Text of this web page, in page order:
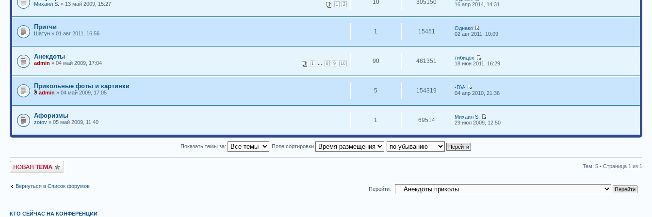
1 2
Михаил S. » 13 май 2009, 15:27 10 305150
16 апр 2014, 14:31
Притчи
Шатун » 01 авг 2011, 16:56 1 15451
Однако
02 авг 2011, 10:09
Анекдоты
1 ... 8 9 10
admin » 04 май 2009, 17:04 90 481351
тибидох
18 июн 2011, 16:29
Прикольные фоты и картинки
admin » 04 май 2009, 17:05 5 154319
-DV-
04 апр 2010, 21:36
Афоризмы
zotov » 05 май 2009, 11:40 1 69514
Михаил S.
29 июл 2009, 12:50
Показать темы за: Поле сортировки
Новая тема Тем: 5 • Страница 1 из 1
Вернуться в Список форумов
Перейти:
КТО СЕЙЧАС НА КОНФЕРЕНЦИИ